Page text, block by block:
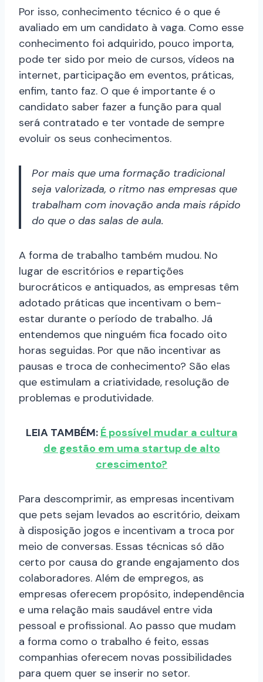
Por isso, conhecimento técnico é o que é
avaliado em um candidato à vaga. Como esse
conhecimento foi adquirido, pouco importa,
pode ter sido por meio de cursos, vídeos na
internet, participação em eventos, práticas,
enfim, tanto faz. O que é importante é o
candidato saber fazer a função para qual
será contratado e ter vontade de sempre
evoluir os seus conhecimentos.
Por mais que uma formação tradicional
seja valorizada, o ritmo nas empresas que
trabalham com inovação anda mais rápido
do que o das salas de aula.
A forma de trabalho também mudou. No
lugar de escritórios e repartições
burocráticos e antiquados, as empresas têm
adotado práticas que incentivam o bem-
estar durante o período de trabalho. Já
entendemos que ninguém fica focado oito
horas seguidas. Por que não incentivar as
pausas e troca de conhecimento? São elas
que estimulam a criatividade, resolução de
problemas e produtividade.
LEIA TAMBÉM: É possível mudar a cultura
de gestão em uma startup de alto
crescimento?
Para descomprimir, as empresas incentivam
que pets sejam levados ao escritório, deixam
à disposição jogos e incentivam a troca por
meio de conversas. Essas técnicas só dão
certo por causa do grande engajamento dos
colaboradores. Além de empregos, as
empresas oferecem propósito, independência
e uma relação mais saudável entre vida
pessoal e profissional. Ao passo que mudam
a forma como o trabalho é feito, essas
companhias oferecem novas possibilidades
para quem quer se inserir no setor.